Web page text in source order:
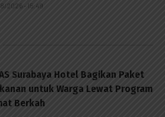
2026 - 15:49
Surabaya Hotel Bagikan Paket
untuk Warga Lewat Program
Berkah